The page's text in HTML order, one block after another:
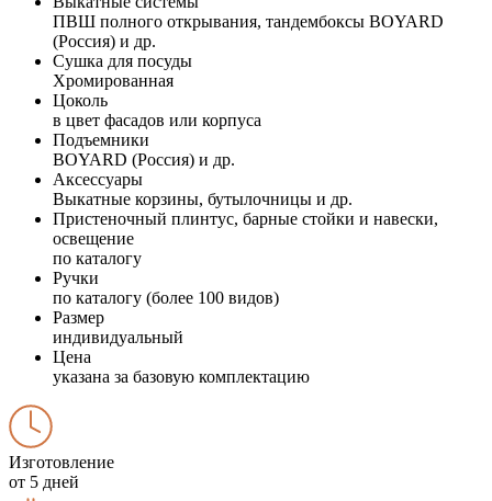
ПВШ полного открывания, тандембоксы BOYARD
(Россия) и др.
Сушка для посуды
Хромированная
Цоколь
в цвет фасадов или корпуса
Подъемники
BOYARD (Россия) и др.
Аксессуары
Выкатные корзины, бутылочницы и др.
Пристеночный плинтус, барные стойки и навески,
освещение
по каталогу
Ручки
по каталогу (более 100 видов)
Размер
индивидуальный
Цена
указана за базовую комплектацию
Изготовление
от 5 дней